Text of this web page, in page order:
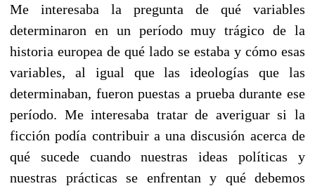
Me interesaba la pregunta de qué variables
determinaron en un período muy trágico de la
historia europea de qué lado se estaba y cómo esas
variables, al igual que las ideologías que las
determinaban, fueron puestas a prueba durante ese
período. Me interesaba tratar de averiguar si la
ficción podía contribuir a una discusión acerca de
qué sucede cuando nuestras ideas políticas y
nuestras prácticas se enfrentan y qué debemos